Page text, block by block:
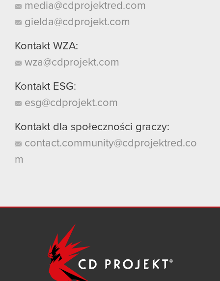
media@cdprojektred.com
gielda@cdprojekt.com
Kontakt WZA:
wza@cdprojekt.com
Kontakt ESG:
esg@cdprojekt.com
Kontakt dla społeczności graczy:
contact.community@cdprojektred.co
m